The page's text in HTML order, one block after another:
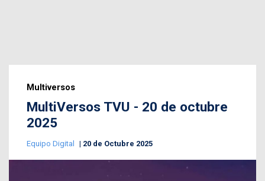
Multiversos
MultiVersos TVU - 20 de octubre
2025
Equipo Digital 20 de Octubre 2025